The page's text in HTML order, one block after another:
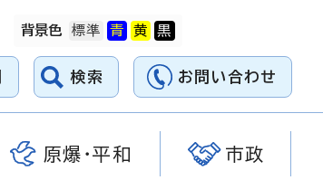
背景色
検索 お問い合わせ
原爆・平和 市政